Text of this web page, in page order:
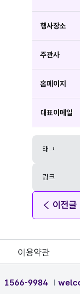
행사장소
주관사
홈페이지
대표이메일
태그
링크
이전글
이용약관
1566-9984